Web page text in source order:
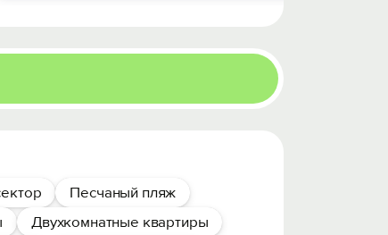
Песчаный пляж
Двухкомнатные квартиры